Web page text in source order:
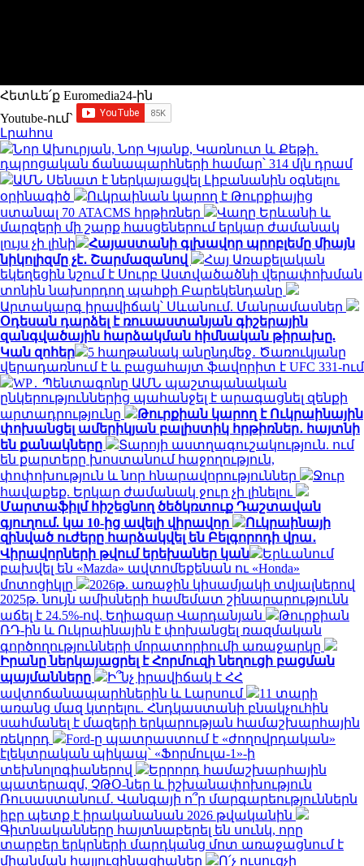
Հետևե՛ք Euromedia24-ին
Youtube-ում`
Լրահոս
Նոր Ախուրյան, Նոր Կյանք, Կառնուտ և Քեթի․
դպրոցական ճանապարհների համար՝ 314 մլն դրամ
ԱՄՆ Սենատ է ներկայացվել Լիբանանին օգնելու
օրինագիծ
Ուկրաինան կարող է Թուրքիայից
ստանալ 70 ATACMS հրթիռներ
Վաղը Երևանի և
մարզերի մի շարք հասցեներում երկար ժամանակ
լույս չի լինի
Հայաստանի գլխավոր պրոբլեմը միայն
նիկոլիզմը չէ․ Շարմազանով
Հայ Առաքելական
եկեղեցին նշում է Սուրբ Աստվածածնի վերափոխման
տոնին նախորդող պահքի Բարեկենդանը
Արտակարգ իրավիճակ՝ Սևանում. Մանրամասներ
Օդեսան դարձել է ռուսաստանյան գիշերային
զանգվածային հարձակման հիմնական թիրախը.
Կան զոհեր
5 հաղթանակ անընդմեջ․ Ծառուկյանը
վերադառնում է և բացահայտ ֆավորիտ է UFC 331-ում
WP․ Պենտագոնը ԱՄՆ պաշտպանական
ընկերություններից պահանջել է արագացնել զենքի
արտադրությունը
Թուրքիան կարող է Ուկրաինային
փոխանցել ամերիկյան բալիստիկ հրթիռներ․ հայտնի
են քանակները
Տարոյի աստղագուշակություն. ում
են քարտերը խոստանում հաջողություն,
փոփոխություն և նոր հնարավորություններ
Ջուր
հավաքեք. Երկար ժամանակ ջուր չի լինելու
Մարտաֆիլմ հիշեցնող ծեծկռտուք Դաշտավան
գյուղում. կա 10-ից ավելի վիրավոր
Ուկրաինայի
զինված ուժերը հարձակվել են Բելգորոդի վրա․
Վիրավորների թվում երեխաներ կան
Երևանում
բախվել են «Mazda» ավտոմեքենան ու «Honda»
մոտոցիկլը
2026թ. առաջին կիսամյակի տվյալներով
2025թ. նույն ամիսների համեմատ շինարարությունն
աճել է 24.5%-ով. Եղիազար Վարդանյան
Թուրքիան
ՌԴ-ին և Ուկրաինային է փոխանցել ռազմական
գործողությունների մորատորիումի առաջարկը
Իրանը ներկայացրել է Հորմուզի նեղուցի բացման
պայմանները
Ի՞նչ իրավիճակ է ՀՀ
ավտոճանապարհներին և Լարսում
11 տարի
առանց մազ կտրելու. Հնդկաստանի բնակչուհին
սահմանել է մազերի երկարության համաշխարհային
ռեկորդ
Ford-ը պատրաստում է «ժողովրդական»
էլեկտրական պիկապ՝ «Ֆորմուլա-1»-ի
տեխնոլոգիաներով
Երրորդ համաշխարհային
պատերազմ, ՉԹՕ-ներ և իշխանափոխություն
Ռուսաստանում․ Վանգայի ո՞ր մարգարեություններն
իբր պետք է իրականանան 2026 թվականին
Գիտնականները հայտնաբերել են սունկ, որը
տարբեր երկրների մարդկանց մոտ առաջացնում է
միանման հալյուցինացիաներ
Ո՛չ ուսուցչի